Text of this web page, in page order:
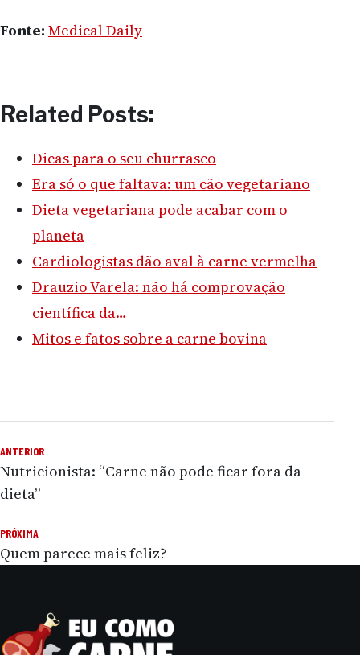
Fonte: Medical Daily
Related Posts:
Dicas para o seu churrasco
Era só o que faltava: um cão vegetariano
Dieta vegetariana pode acabar com o
planeta
Cardiologistas dão aval à carne vermelha
Drauzio Varela: não há comprovação
científica da…
Mitos e fatos sobre a carne bovina
Navegação de Post
ANTERIOR
Nutricionista: “Carne não pode ficar fora da
dieta”
PRÓXIMA
Quem parece mais feliz?